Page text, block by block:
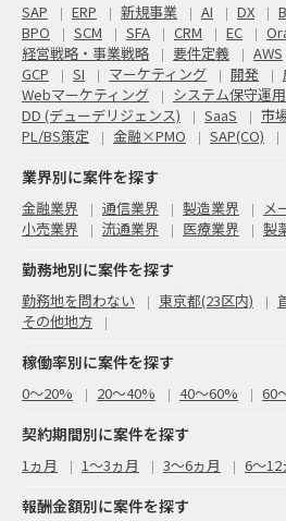
SAP ERP 新規事業 AI DX
BPO
SCM SFA CRM EC
経営戦略・事業戦略
要件定義 AWS
GCP
SI マーケティング 開発
Webマーケティング
システム保守運
DD (デューデリジェンス)
SaaS
市
PL/BS策定
金融×PMO SAP(CO)
業界別に案件を探す
金融業界 通信業界 製造業界 メ
小売業界
流通業界 医療業界 製
勤務地別に案件を探す
勤務地を問わない 東京都(23区内)
その他地方
稼働率別に案件を探す
0〜20% 20〜40% 40〜60% 60
契約期間別に案件を探す
1ヵ月 1～3ヵ月 3～6ヵ月 6～12
報酬金額別に案件を探す